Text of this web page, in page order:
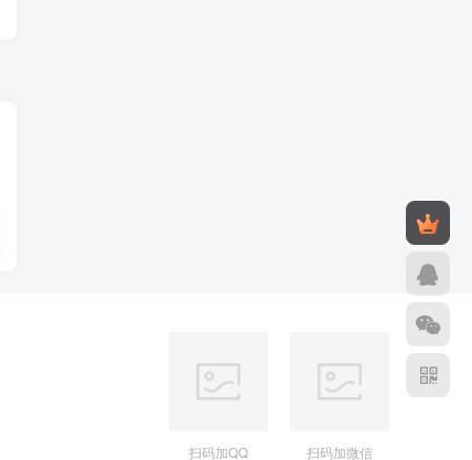
扫码加QQ 扫码加微信